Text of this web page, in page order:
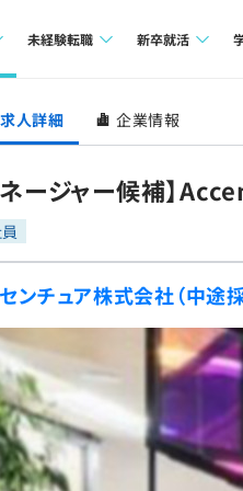
未経験転職
求人検索
転職成功ガイド
新卒就活
本選考
インターン
イベント・セ
インタビュー
就活成功ガイド
求人詳細 企業情報
ネージャー候補】
ンチュア株式会社（中途